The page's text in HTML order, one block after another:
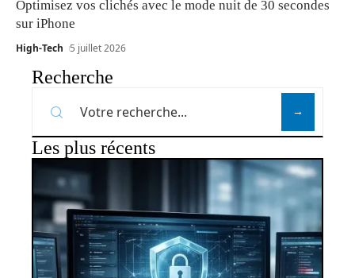
Optimisez vos clichés avec le mode nuit de 30 secondes
sur iPhone
High-Tech 5 juillet 2026
Recherche
Les plus récents